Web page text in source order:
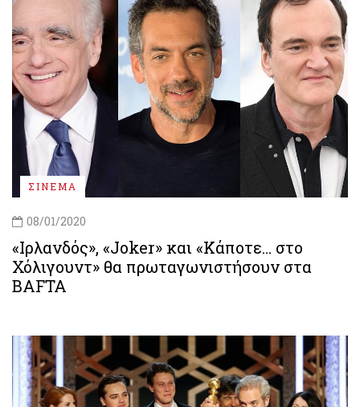
ΣΙΝΕΜΑ
08/01/2020
«Ιρλανδός», «Joker» και «Κάποτε… στο
Χόλιγουντ» θα πρωταγωνιστήσουν στα
BAFTA